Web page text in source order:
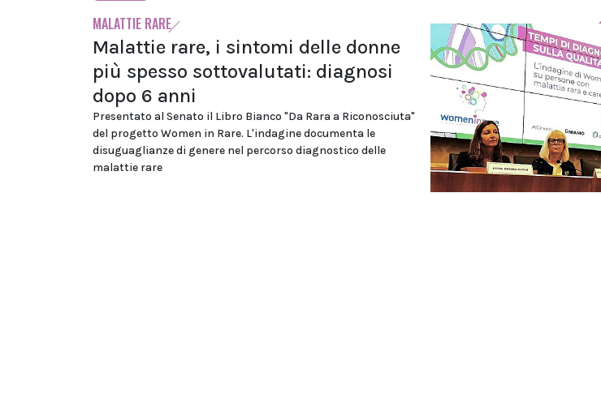
MALATTIE RARE
Malattie rare, i sintomi delle donne
più spesso sottovalutati: diagnosi
dopo 6 anni
Presentato al Senato il Libro Bianco "Da Rara a Riconosciuta"
del progetto Women in Rare. L'indagine documenta le
disuguaglianze di genere nel percorso diagnostico delle
malattie rare